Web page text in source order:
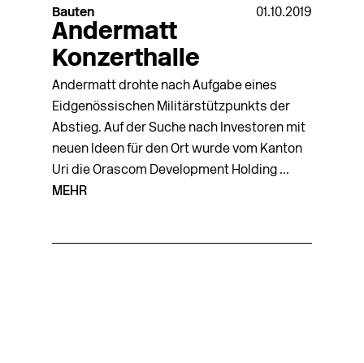
Bauten 01.10.2019
Andermatt
Konzerthalle
Andermatt drohte nach Aufgabe eines
Eidgenössischen Militärstützpunkts der
Abstieg. Auf der Suche nach Investoren mit
neuen Ideen für den Ort wurde vom Kanton
Uri die Orascom Development Holding ...
MEHR